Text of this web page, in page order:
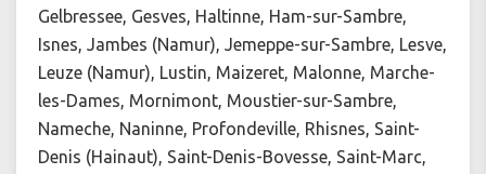
Gelbressee, Gesves, Haltinne, Ham-sur-Sambre,
Isnes, Jambes (Namur), Jemeppe-sur-Sambre, Lesve,
Leuze (Namur), Lustin, Maizeret, Malonne, Marche-
les-Dames, Mornimont, Moustier-sur-Sambre,
Nameche, Naninne, Profondeville, Rhisnes, Saint-
Denis (Hainaut), Saint-Denis-Bovesse, Saint-Marc,